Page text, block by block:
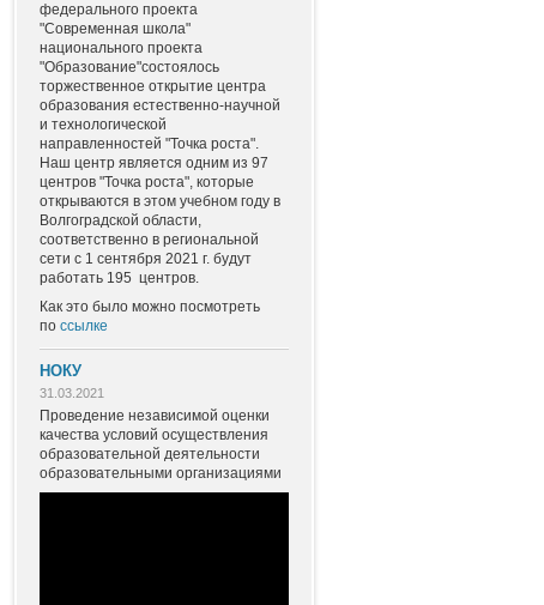
федерального проекта
"Современная школа"
национального проекта
"Образование"состоялось
торжественное открытие центра
образования естественно-научной
и технологической
направленностей "Точка роста".
Наш центр является одним из 97
центров "Точка роста", которые
открываются в этом учебном году в
Волгоградской области,
соответственно в региональной
сети с 1 сентября 2021 г. будут
работать 195 центров.
Как это было можно посмотреть
по ссылке
НОКУ
31.03.2021
Проведение независимой оценки
качества условий осуществления
образовательной деятельности
образовательными организациями